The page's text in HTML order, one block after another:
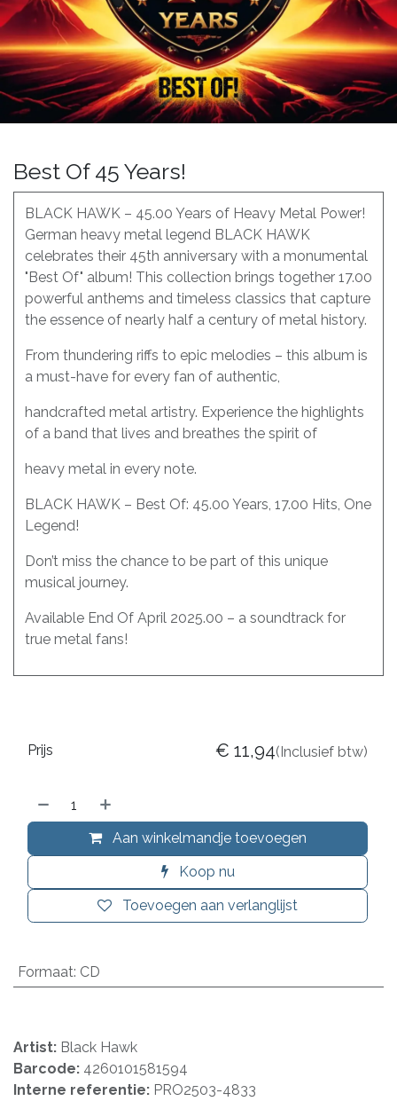
Best Of 45 Years!
BLACK HAWK – 45.00 Years of Heavy Metal Power!
German heavy metal legend BLACK HAWK
celebrates their 45th anniversary with a monumental
"Best Of" album! This collection brings together 17.00
powerful anthems and timeless classics that capture
the essence of nearly half a century of metal history.
From thundering riffs to epic melodies – this album is
a must-have for every fan of authentic,
handcrafted metal artistry. Experience the highlights
of a band that lives and breathes the spirit of
heavy metal in every note.
BLACK HAWK – Best Of: 45.00 Years, 17.00 Hits, One
Legend!
Don’t miss the chance to be part of this unique
musical journey.
Available End Of April 2025.00 – a soundtrack for
true metal fans!
Aan winkelmandje toevoegen
Koop nu
Toevoegen aan verlanglijst
Prijs € 11,94(Inclusief btw)
Formaat: CD
Artist: Black Hawk
Barcode: 4260101581594
Interne referentie: PRO2503-4833